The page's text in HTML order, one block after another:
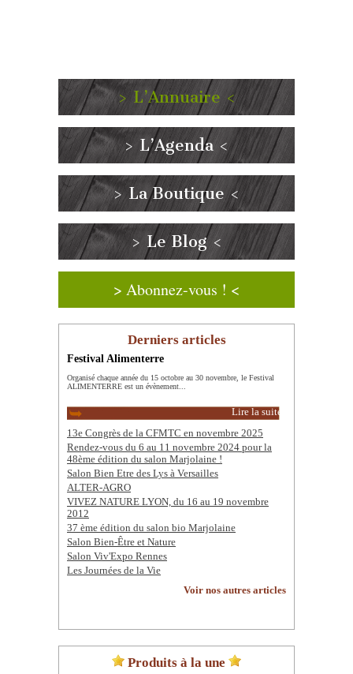
> L’Annuaire <
> L’Agenda <
> La Boutique <
> Le Blog <
> Abonnez-vous ! <
Derniers articles
Festival Alimenterre
Organisé chaque année du 15 octobre au 30 novembre, le Festival
ALIMENTERRE est un évènement...
Lire la suite
13e Congrès de la CFMTC en novembre 2025
Rendez-vous du 6 au 11 novembre 2024 pour la
48ème édition du salon Marjolaine !
Salon Bien Etre des Lys à Versailles
ALTER-AGRO
VIVEZ NATURE LYON, du 16 au 19 novembre
2012
37 ème édition du salon bio Marjolaine
Salon Bien-Être et Nature
Salon Viv'Expo Rennes
Les Journées de la Vie
Voir nos autres articles
Produits à la une